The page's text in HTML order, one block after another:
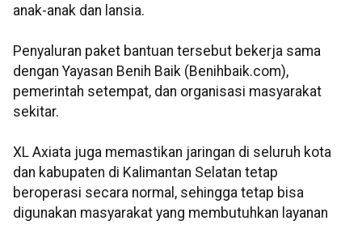
anak-anak dan lansia.
Penyaluran paket bantuan tersebut bekerja sama
dengan Yayasan Benih Baik (Benihbaik.com),
pemerintah setempat, dan organisasi masyarakat
sekitar.
XL Axiata juga memastikan jaringan di seluruh kota
dan kabupaten di Kalimantan Selatan tetap
beroperasi secara normal, sehingga tetap bisa
digunakan masyarakat yang membutuhkan layanan